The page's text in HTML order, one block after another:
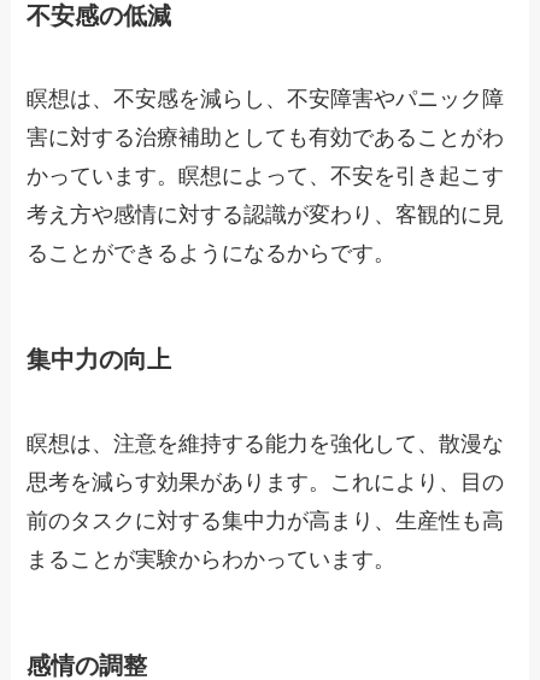
不安感の低減
瞑想は、不安感を減らし、不安障害やパニック障
害に対する治療補助としても有効であることがわ
かっています。瞑想によって、不安を引き起こす
考え方や感情に対する認識が変わり、客観的に見
ることができるようになるからです。
集中力の向上
瞑想は、注意を維持する能力を強化して、散漫な
思考を減らす効果があります。これにより、目の
前のタスクに対する集中力が高まり、生産性も高
まることが実験からわかっています。
感情の調整